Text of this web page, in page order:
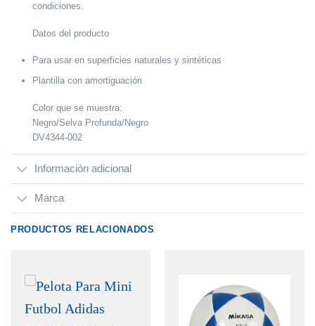
condiciones.
Datos del producto
Para usar en superficies naturales y sintéticas
Plantilla con amortiguación
Color que se muestra:
Negro/Selva Profunda/Negro
DV4344-002
Información adicional
Marca
PRODUCTOS RELACIONADOS